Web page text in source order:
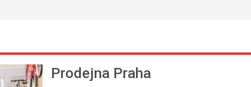
Prodejna Praha